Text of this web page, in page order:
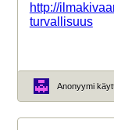
http://
turvallisuus
Anonyymi